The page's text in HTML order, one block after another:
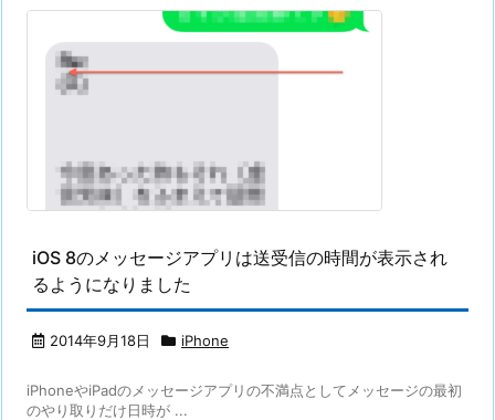
iOS 8のメッセージアプリは送受信の時間が表示され
るようになりました
2014年9月18日 iPhone
iPhoneやiPadのメッセージアプリの不満点としてメッセージの最初
のやり取りだけ日時が ...